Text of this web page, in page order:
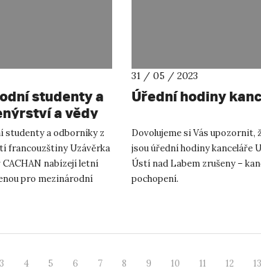
studenty a
a vědy
studenty a odborníky z
francouzštiny Uzávěrka
CACHAN nabízejí letní
pro mezinárodní
31 / 05 / 2023
Úřední hodiny
Dovolujeme si Vás upozornit,
jsou úřední hodiny kanceláře
Ústí nad Labem zrušeny –
pochopení.
3 4 5 6 7 8 9 10 11 12 13